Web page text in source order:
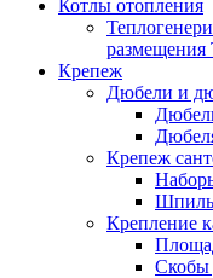
Котлы отопления
Крепеж
Дюбели и
Крепеж
Крепление
Скобы